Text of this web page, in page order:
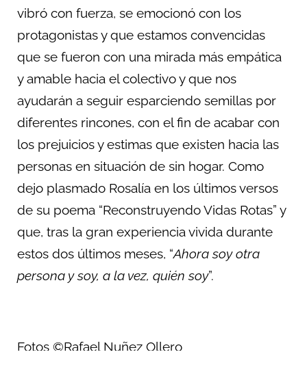
vibró con fuerza, se emocionó con los
protagonistas y que estamos convencidas
que se fueron con una mirada más empática
y amable hacia el colectivo y que nos
ayudarán a seguir esparciendo semillas por
diferentes rincones, con el fin de acabar con
los prejuicios y estimas que existen hacia las
personas en situación de sin hogar. Como
dejo plasmado Rosalía en los últimos versos
de su poema “Reconstruyendo Vidas Rotas” y
que, tras la gran experiencia vivida durante
estos dos últimos meses, “Ahora soy otra
persona y soy, a la vez, quién soy”.
Fotos ©Rafael Nuñez Ollero